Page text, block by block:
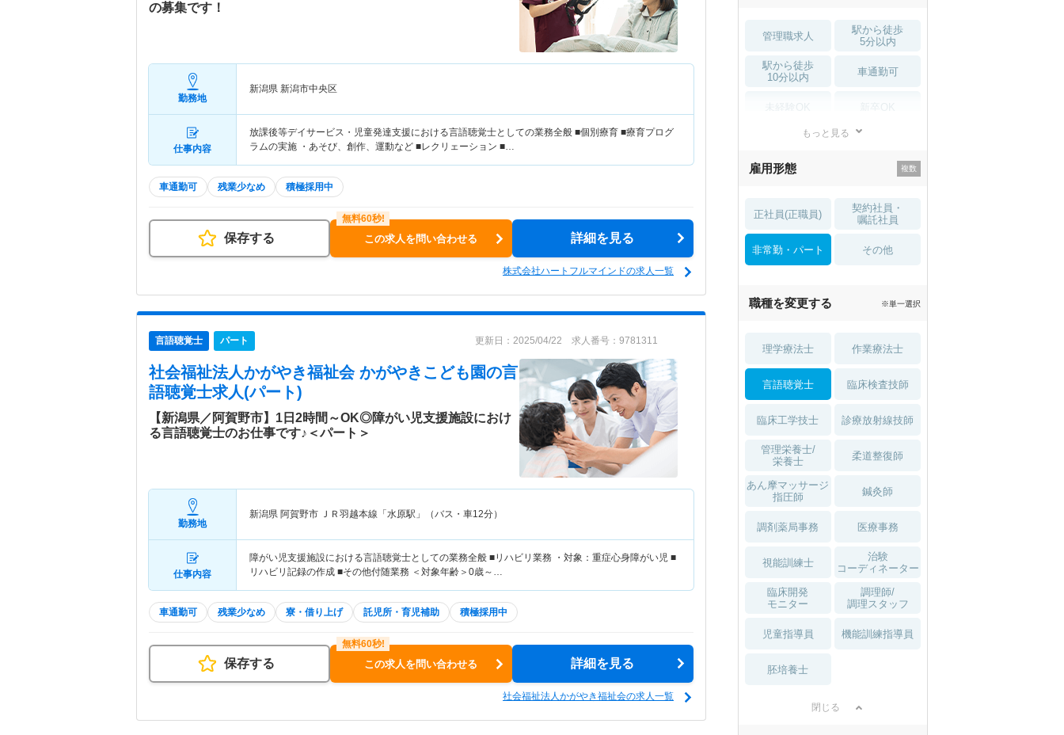
の募集です！
勤務地
新潟県 新潟市中央区
仕事内容
放課後等デイサービス・児童発達支援における言語聴覚士としての業務全般 ■個別療育 ■療育プログ
ラムの実施 ・あそび、創作、運動など ■レクリェーション ■…
車通勤可 残業少なめ 積極採用中
保存する この求人を問い合わせる 詳細を見る
株式会社ハートフルマインドの求人一覧
言語聴覚士 パート 更新日：2025/04/22 求人番号：9781311
社会福祉法人かがやき福祉会 かがやきこども園の言
語聴覚士求人(パート)
【新潟県／阿賀野市】1日2時間～OK◎障がい児支援施設におけ
る言語聴覚士のお仕事です♪＜パート＞
勤務地
新潟県 阿賀野市 ＪＲ羽越本線「水原駅」（バス・車12分）
仕事内容
障がい児支援施設における言語聴覚士としての業務全般 ■リハビリ業務 ・対象：重症心身障がい児 ■
リハビリ記録の作成 ■その他付随業務 ＜対象年齢＞0歳～…
車通勤可 残業少なめ 寮・借り上げ 託児所・育児補助 積極採用中
保存する この求人を問い合わせる 詳細を見る
社会福祉法人かがやき福祉会の求人一覧
管理職求人
駅から徒歩
5分以内
駅から徒歩
10分以内
車通勤可
住宅手当・補助
土日祝休 無資格 OK
積極採用中 WEB面接OK
もっと見る
雇用形態
正社員(正職員)
契約社員・
嘱託社員
非常勤・パート その他
職種を変更する ※単一選択
理学療法士 作業療法士
言語聴覚士 臨床検査技師
臨床工学技士 診療放射線技師
管理栄養士/
栄養士
柔道整復師
あん摩マッサージ
指圧師
鍼灸師
調剤薬局事務 医療事務
視能訓練士
治験
コーディネーター
臨床開発
モニター
調理師/
調理スタッフ
児童指導員 機能訓練指導員
胚培養士
閉じる